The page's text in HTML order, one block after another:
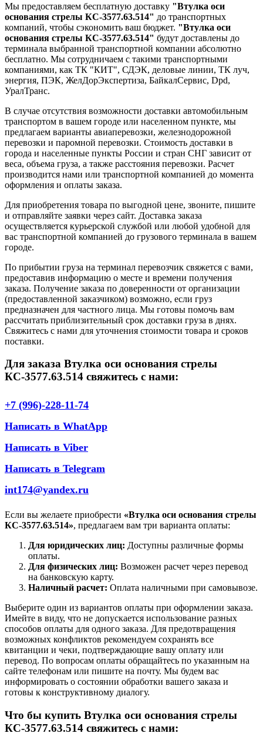
Мы предоставляем бесплатную доставку "Втулка оси
основания стрелы КС-3577.63.514" до транспортных
компаний, чтобы сэкономить ваш бюджет. "Втулка оси
основания стрелы КС-3577.63.514" будут доставлены до
терминала выбранной транспортной компании абсолютно
бесплатно. Мы сотрудничаем с такими транспортными
компаниями, как ТК "КИТ", СДЭК, деловые линии, ТК луч,
энергия, ПЭК, ЖелДорЭкспертиза, БайкалСервис, Dpd,
УралТранс.
В случае отсутствия возможности доставки автомобильным
транспортом в вашем городе или населенном пункте, мы
предлагаем варианты авиаперевозки, железнодорожной
перевозки и паромной перевозки. Стоимость доставки в
города и населенные пункты России и стран СНГ зависит от
веса, объема груза, а также расстояния перевозки. Расчет
производится нами или транспортной компанией до момента
оформления и оплаты заказа.
Для приобретения товара по выгодной цене, звоните, пишите
и отправляйте заявки через сайт. Доставка заказа
осуществляется курьерской службой или любой удобной для
вас транспортной компанией до грузового терминала в вашем
городе.
По прибытии груза на терминал перевозчик свяжется с вами,
предоставив информацию о месте и времени получения
заказа. Получение заказа по доверенности от организации
(предоставленной заказчиком) возможно, если груз
предназначен для частного лица. Мы готовы помочь вам
рассчитать приблизительный срок доставки груза в днях.
Свяжитесь с нами для уточнения стоимости товара и сроков
поставки.
Для заказа Втулка оси основания стрелы
КС-3577.63.514 свяжитесь с нами:
+7 (996)-228-11-74
Написать в WhatApp
Написать в Viber
Написать в Telegram
int174@yandex.ru
Если вы желаете приобрести «Втулка оси основания стрелы
КС-3577.63.514», предлагаем вам три варианта оплаты:
Для юридических лиц: Доступны различные формы
оплаты.
Для физических лиц: Возможен расчет через перевод
на банковскую карту.
Наличный расчет: Оплата наличными при самовывозе.
Выберите один из вариантов оплаты при оформлении заказа.
Имейте в виду, что не допускается использование разных
способов оплаты для одного заказа. Для предотвращения
возможных конфликтов рекомендуем сохранять все
квитанции и чеки, подтверждающие вашу оплату или
перевод. По вопросам оплаты обращайтесь по указанным на
сайте телефонам или пишите на почту. Мы будем вас
информировать о состоянии обработки вашего заказа и
готовы к конструктивному диалогу.
Что бы купить Втулка оси основания стрелы
КС-3577.63.514 свяжитесь с нами: